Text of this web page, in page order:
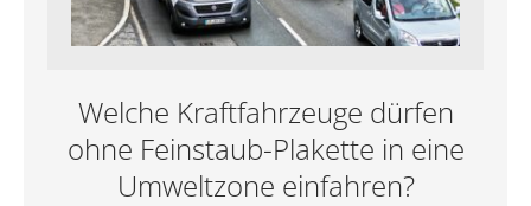
Welche Kraftfahrzeuge dürfen
ohne Feinstaub-Plakette in eine
Umweltzone einfahren?